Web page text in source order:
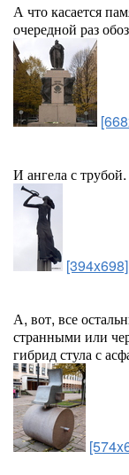
А что касается
очередной раз
И ангела с трубой.
[394x698]
А, вот, все
странными или
гибрид стула с